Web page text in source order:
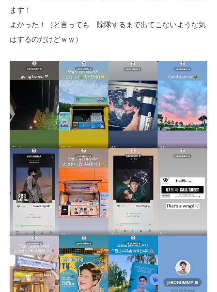
ます！
よかった！（と言っても 除隊するまで出てこないような気
はするのだけどｗｗ）